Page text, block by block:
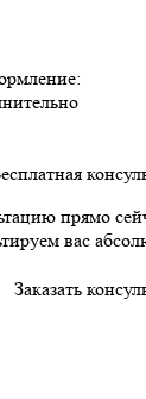
прямо
вас
Заказать